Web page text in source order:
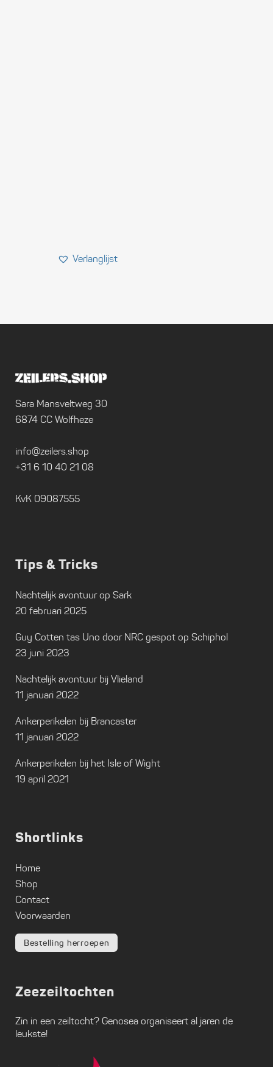
Sara Mansveltweg 30
6874 CC Wolfheze
info@zeilers.shop
+31 6 10 40 21 08
KvK 09087555
Tips & Tricks
Nachtelijk avontuur op Sark
20 februari 2025
Guy Cotten tas Uno door NRC gespot op Schiphol
23 juni 2023
Nachtelijk avontuur bij Vlieland
11 januari 2022
Ankerperikelen bij Brancaster
11 januari 2022
Ankerperikelen bij het Isle of Wight
19 april 2021
Shortlinks
Home
Shop
Contact
Voorwaarden
Bestelling herroepen
Zeezeiltochten
Zin in een zeiltocht? Genosea organiseert al jaren de
leukste!